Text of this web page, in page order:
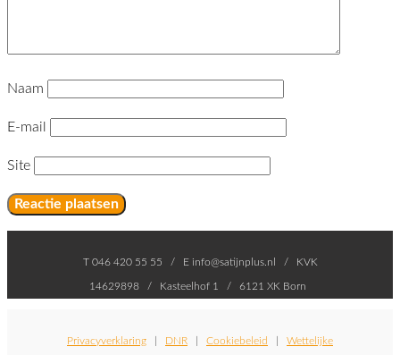
Naam
E-mail
Site
T 046 420 55 55 / E info@satijnplus.nl / KVK
14629898 / Kasteelhof 1 / 6121 XK Born
Privacyverklaring DNR Cookiebeleid Wettelijke